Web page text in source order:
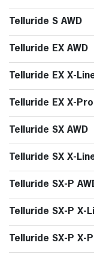
Telluride S AWD
Telluride EX AWD
Telluride EX X-
Telluride EX X-
Telluride SX AWD
Telluride SX X-
Telluride SX-P
Telluride SX-P X-
Telluride SX-P X-